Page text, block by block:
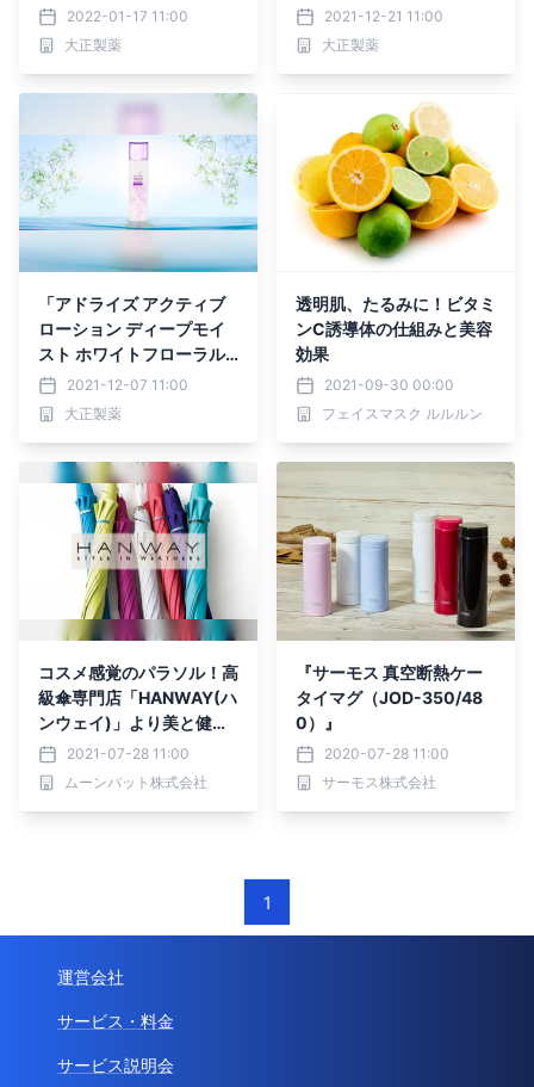
ス』新発売
2022-01-17 11:00
大正製薬
クレットチェンジＵＶ」シ
リーズ新発売！
2021-12-21 11:00
大正製薬
「アドライズ アクティブ
ローション ディープモイ
スト ホワイトフローラル
の香り」数量限定発売
2021-12-07 11:00
大正製薬
透明肌、たるみに！ビタミ
ンC誘導体の仕組みと美容
効果
2021-09-30 00:00
フェイスマスク ルルルン
コスメ感覚のパラソル！高
級傘専門店「HANWAY(ハ
ンウェイ)」より美と健康
を追求したCOSMETIC PA
RASOL（コスメティック
パラソル）がオンラインの
2021-07-28 11:00
ムーンバット株式会社
『サーモス 真空断熱ケー
タイマグ（JOD-350/48
0）』
2020-07-28 11:00
サーモス株式会社
1
運営会社
サービス・料金
サービス説明会